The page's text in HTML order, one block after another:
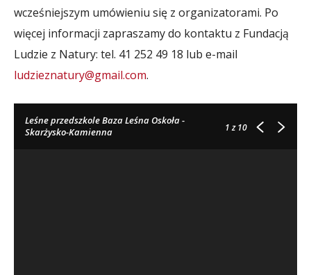
wcześniejszym umówieniu się z organizatorami. Po
więcej informacji zapraszamy do kontaktu z Fundacją
Ludzie z Natury: tel. 41 252 49 18 lub e-mail
ludzieznatury@gmail.com.
Leśne przedszkole Baza Leśna Oskoła -
Skarżysko-Kamienna
1z 10